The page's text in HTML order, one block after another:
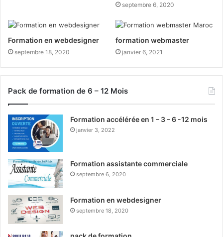
septembre 6, 2020
Formation en webdesigner
septembre 18, 2020
formation webmaster
janvier 6, 2021
Pack de formation de 6 – 12 Mois
Formation accélérée en 1 – 3 – 6 -12 mois
janvier 3, 2022
Formation assistante commerciale
septembre 6, 2020
Formation en webdesigner
septembre 18, 2020